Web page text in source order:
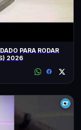
PARA RODAR
2026